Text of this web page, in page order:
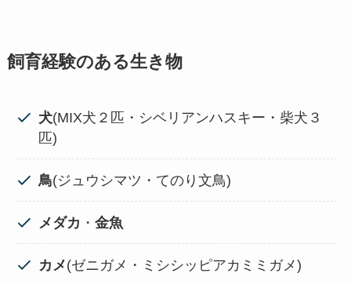
飼育経験のある生き物
犬(MIX犬２匹・シベリアンハスキー・柴犬３
匹)
鳥(ジュウシマツ・てのり文鳥)
メダカ ・金魚
カメ(ゼニガメ・ミシシッピアカミミガメ)